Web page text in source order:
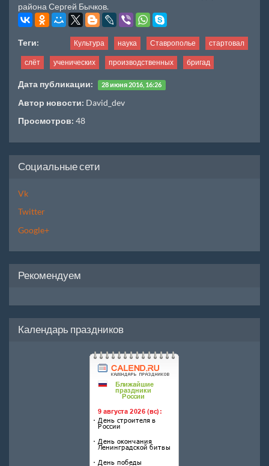
района Сергей Бычков.
Теги: Культура наука Ставрополье стартовал
слёт ученических производственных бригад
Дата публикации: 28 июня 2016, 16:26
Автор новости: David_dev
Просмотров: 48
Социальные сети
Vk
Twitter
Google+
Рекомендуем
Календарь праздников